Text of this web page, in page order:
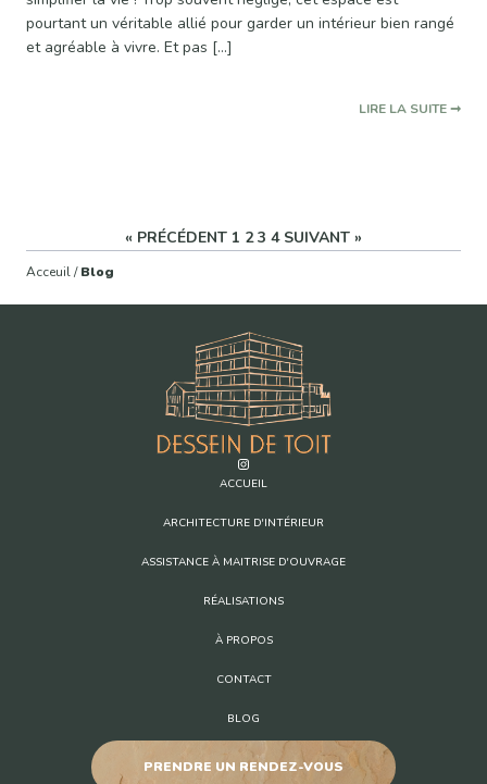
pourtant un véritable allié pour garder un intérieur bien rangé
et agréable à vivre. Et pas […]
« PRÉCÉDENT 1 2 3 4 SUIVANT »
Acceuil /Blog
ACCUEIL
ARCHITECTURE D'INTÉRIEUR
ASSISTANCE À MAITRISE D'OUVRAGE
RÉALISATIONS
À PROPOS
CONTACT
BLOG
PRENDRE UN RENDEZ-VOUS